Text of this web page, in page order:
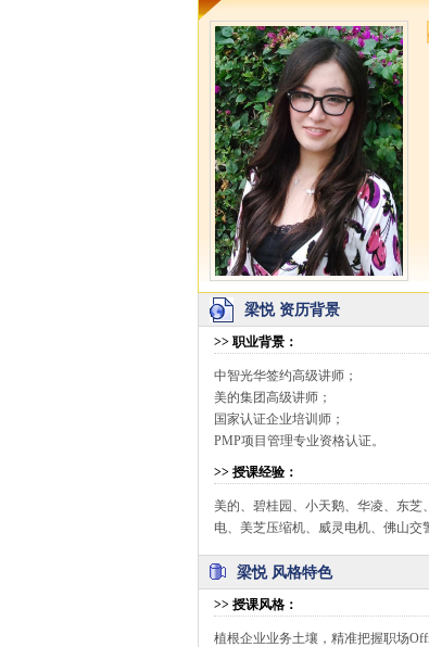
梁悦 资历背景
>> 职业背景 ：
中智光华签约高级讲师；
美的集团高级讲师；
国家认证企业培训师；
PMP项目管理专业资格认证。
>> 授课经验：
美的、碧桂园、小天鹅、华凌、东
电、美芝压缩机、威灵电机、佛山交
梁悦 风格特色
>> 授课风格 ：
植根企业业务土壤，精准把握职场